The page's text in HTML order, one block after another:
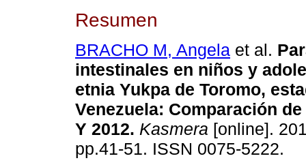
Resumen
BRACHO M, Angela et al.
intestinales en niños y
etnia Yukpa de Toromo,
Venezuela: Comparación
Y 2012. Kasmera [online].
pp.41-51. ISSN 0075-5222.